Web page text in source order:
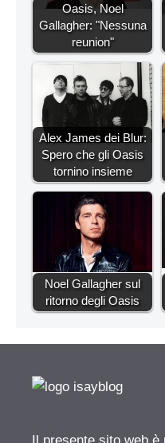
Oasis, Noel
Gallagher: "Nessuna
reunion"
Alex James dei Blur:
Spero che gli Oasis
tornino insieme
Noel Gallagher sul
ritorno degli Oasis